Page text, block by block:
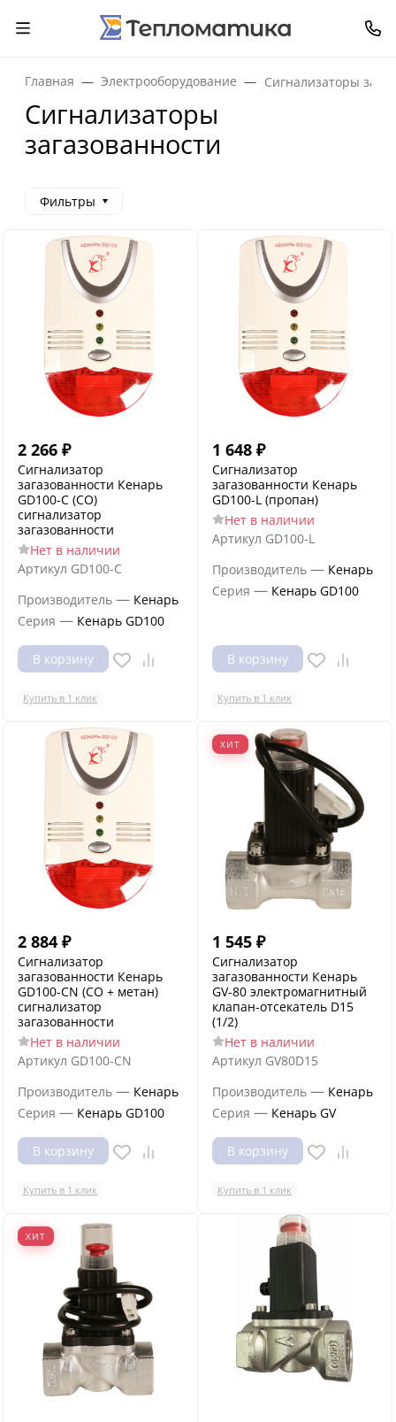
Главная Электрооборудование Сигнализаторы
Сигнализаторы
загазованности
Фильтры
2 266 ₽
Сигнализатор
загазованности Кенарь
GD100-C (CO)
сигнализатор
загазованности
Нет в наличии
Артикул GD100-C
Производитель — Кенарь
Серия — Кенарь GD100
В корзину
Купить в 1 клик
1 648 ₽
Сигнализатор
загазованности Кенарь
GD100-L (пропан)
Нет в наличии
Артикул GD100-L
Производитель — Кенарь
Серия — Кенарь GD100
В корзину
Купить в 1 клик
2 884 ₽
Сигнализатор
загазованности Кенарь
GD100-CN (CO + метан)
сигнализатор
загазованности
Нет в наличии
Артикул GD100-CN
Производитель — Кенарь
Серия — Кенарь GD100
В корзину
Купить в 1 клик
ХИТ
1 545 ₽
Сигнализатор
загазованности Кенарь
GV-80 электромагнитный
клапан-отсекатель D15
(1/2)
Нет в наличии
Артикул GV80D15
Производитель — Кенарь
Серия — Кенарь GV
В корзину
Купить в 1 клик
ХИТ